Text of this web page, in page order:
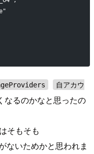
自アカウ
なるのかなと思ったの
そもそも
ないためかと思われま